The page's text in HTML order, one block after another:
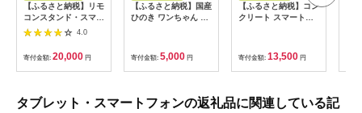
【ふるさと納税】リモ
コンスタンド・スマホ
スタンド【木の工房あ
4.0
寄付金額: 20,000 円
【ふるさと納税】国産
ひのき ワンちゃん ス
スタンド スマホ 栃木
県 鹿沼市 ※沖縄・離
島への配送不可
寄付金額: 5,000 円
【ふるさと納税】コン
クリート スマートフ
式会社《90日以内に
発送予定(土日祝除
く)》鳥取県 八頭町 コ
タンド 写真立て 名刺
置き スマホ 写真 名刺
寄付金額: 13,500 円
タブレット・スマートフォンの返礼品に関連している記